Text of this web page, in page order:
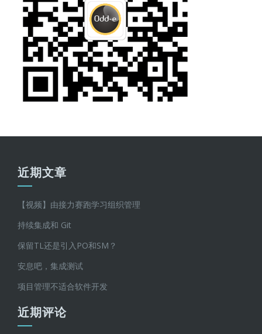
近期文章
【视频】由接力赛跑学习组织管理
持续集成和 Git
保留TL还是引入PO和SM？
安息吧，集成测试
项目管理不适合软件开发
近期评论